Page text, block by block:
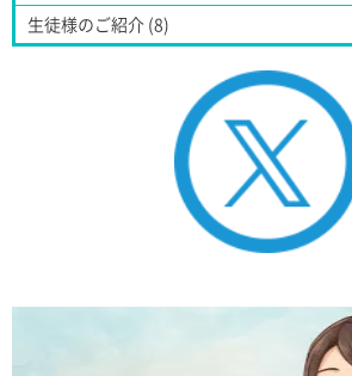
生徒様のご紹介 (8)